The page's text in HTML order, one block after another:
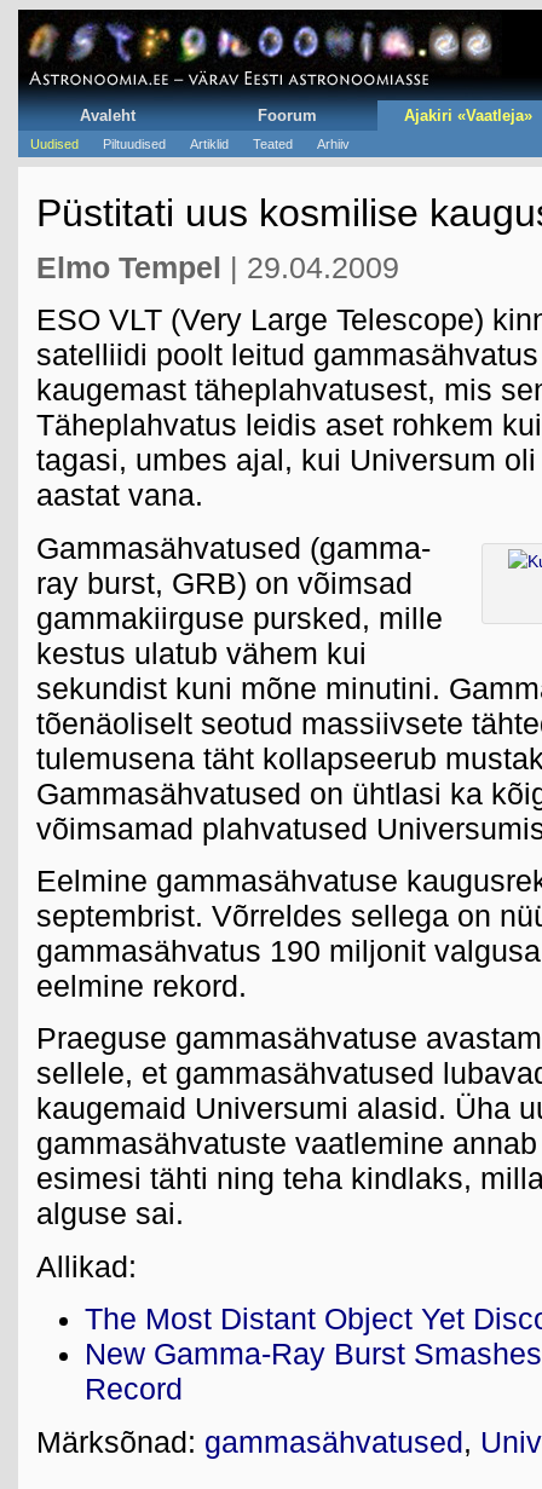
Avaleht Foorum Ajakiri «Vaatleja»
Uudised Piltuudised Artiklid Teated Arhiiv
Püstitati uus kosmilise
Elmo Tempel | 29.04.2009
ESO VLT (Very Large Telescope)
satelliidi poolt leitud
kaugemast täheplahvatusest, mis
Täheplahvatus leidis aset rohkem
tagasi, umbes ajal, kui Universum
aastat vana.
Gammasähvatused (gamma-
ray burst, GRB) on võimsad
gammakiirguse pursked, mille
kestus ulatub vähem kui
sekundist kuni mõne minutini.
tõenäoliselt seotud massiivsete
tulemusena täht kollapseerub
Gammasähvatused on ühtlasi ka
võimsamad plahvatused
Eelmine gammasähvatuse
septembrist. Võrreldes sellega on
gammasähvatus 190 miljonit
eelmine rekord.
Praeguse gammasähvatuse
sellele, et gammasähvatused
kaugemaid Universumi alasid. Üha
gammasähvatuste vaatlemine
esimesi tähti ning teha kindlaks,
alguse sai.
Allikad:
The Most Distant Object Yet
New Gamma-Ray Burst
Record
Märksõnad: gammasähvatused,